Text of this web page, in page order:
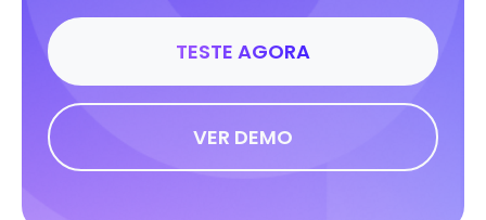
TESTE AGORA
VER DEMO